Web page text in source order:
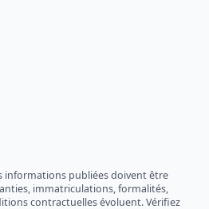
informations publiées doivent être
immatriculations, formalités,
contractuelles évoluent. Vérifiez